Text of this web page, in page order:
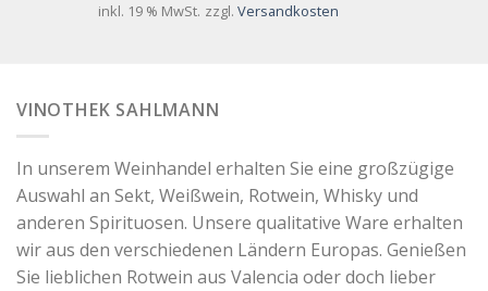
inkl. 19 % MwSt. zzgl. Versandkosten
VINOTHEK SAHLMANN
In unserem Weinhandel erhalten Sie eine großzügige
Auswahl an Sekt, Weißwein, Rotwein, Whisky und
anderen Spirituosen. Unsere qualitative Ware erhalten
wir aus den verschiedenen Ländern Europas. Genießen
Sie lieblichen Rotwein aus Valencia oder doch lieber